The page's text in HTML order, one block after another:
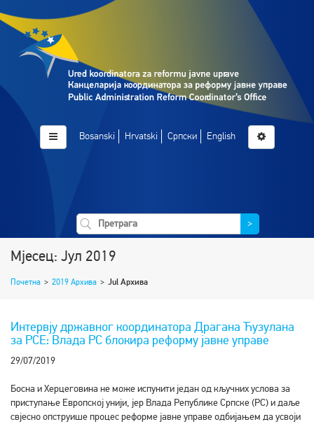
Bosanski Hrvatski Српски English
>
Мјесец: Јул 2019
Почетна > 2019 Архива > Jul Архива
Интервју државног координатора Драгана Ћузулана
за РСЕ: Влада РС блокира реформу јавне управе
29/07/2019
Босна и Херцеговина не може испунити један од кључних услова за
приступање Европској унији, јер Влада Републике Српске (РС) и даље
свјесно опструише процес реформе јавне управе одбијањем да усвоји